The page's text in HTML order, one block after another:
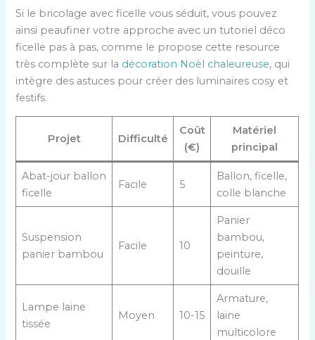
Si le bricolage avec ficelle vous séduit, vous pouvez
ainsi peaufiner votre approche avec un tutoriel déco
ficelle pas à pas, comme le propose cette resource
très complète sur la décoration Noël chaleureuse, qui
intègre des astuces pour créer des luminaires cosy et
festifs.
Projet Difficulté
Coût
(€)
Matériel
principal
Abat-jour ballon
ficelle
Facile 5
Ballon, ficelle,
colle blanche
Suspension
panier bambou
Facile 10
Panier
bambou,
peinture,
douille
Lampe laine
tissée
Moyen 10-15
Armature,
laine
multicolore